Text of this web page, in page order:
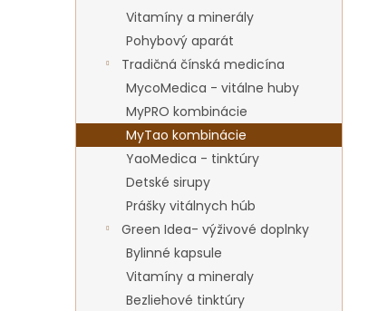
Vitamíny a minerály
Pohybový aparát
Tradičná čínská medicína
MycoMedica - vitálne huby
MyPRO kombinácie
MyTao kombinácie
YaoMedica - tinktúry
Detské sirupy
Prášky vitálnych húb
Green Idea- výživové doplnky
Bylinné kapsule
Vitamíny a mineraly
Bezliehové tinktúry